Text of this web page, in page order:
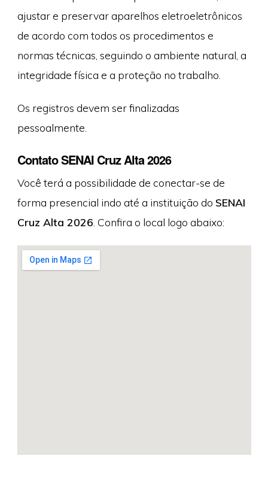
ajustar e preservar aparelhos eletroeletrônicos
de acordo com todos os procedimentos e
normas técnicas, seguindo o ambiente natural, a
integridade física e a proteção no trabalho.
Os registros devem ser finalizadas
pessoalmente.
Contato SENAI Cruz Alta 2026
Você terá a possibilidade de conectar-se de
forma presencial indo até a instituição do SENAI
Cruz Alta 2026 . Confira o local logo abaixo: